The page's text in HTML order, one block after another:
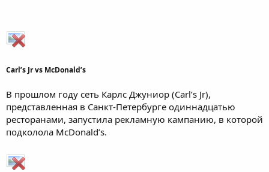
Carl’s Jr vs McDonald’s
В прошлом году сеть Карлс Джуниор (Carl’s Jr),
представленная в Санкт-Петербурге одиннадцатью
ресторанами, запустила рекламную кампанию, в которой
подколола McDonald’s.